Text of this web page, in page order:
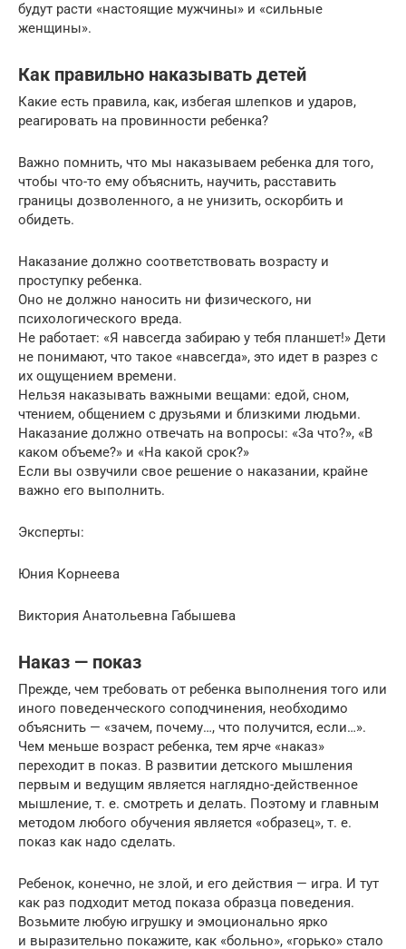
будут расти «настоящие мужчины» и «сильные
женщины».
Как правильно наказывать детей
Какие есть правила, как, избегая шлепков и ударов,
реагировать на провинности ребенка?
Важно помнить, что мы наказываем ребенка для того,
чтобы что-то ему объяснить, научить, расставить
границы дозволенного, а не унизить, оскорбить и
обидеть.
Наказание должно соответствовать возрасту и
проступку ребенка.
Оно не должно наносить ни физического, ни
психологического вреда.
Не работает: «Я навсегда забираю у тебя планшет!» Дети
не понимают, что такое «навсегда», это идет в разрез с
их ощущением времени.
Нельзя наказывать важными вещами: едой, сном,
чтением, общением с друзьями и близкими людьми.
Наказание должно отвечать на вопросы: «За что?», «В
каком объеме?» и «На какой срок?»
Если вы озвучили свое решение о наказании, крайне
важно его выполнить.
Эксперты:
Юния Корнеева
Виктория Анатольевна Габышева
Наказ — показ
Прежде, чем требовать от ребенка выполнения того или
иного поведенческого соподчинения, необходимо
объяснить — «зачем, почему…, что получится, если…».
Чем меньше возраст ребенка, тем ярче «наказ»
переходит в показ. В развитии детского мышления
первым и ведущим является наглядно-действенное
мышление, т. е. смотреть и делать. Поэтому и главным
методом любого обучения является «образец», т. е.
показ как надо сделать.
Ребенок, конечно, не злой, и его действия — игра. И тут
как раз подходит метод показа образца поведения.
Возьмите любую игрушку и эмоционально ярко
и выразительно покажите, как «больно», «горько» стало